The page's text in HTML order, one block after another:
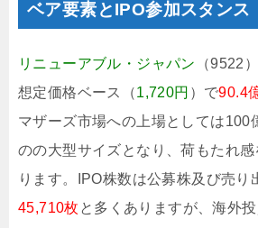
ベア要素とIPO参加スタンス
リニューアブル・ジャパン
（9522
想定価格ベース（1,720円 ）で90.4
マザーズ市場への上場としては100
のの大型サイズとなり、荷もたれ
ります。IPO株数は公募株及び売り
45,710枚 と多くありますが、海外